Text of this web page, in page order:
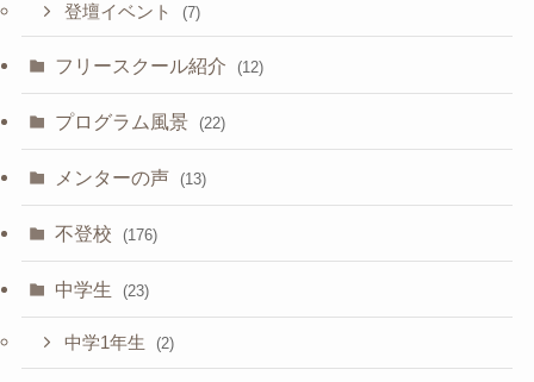
登壇イベント (7)
フリースクール紹介 (12)
プログラム風景 (22)
メンターの声 (13)
不登校 (176)
中学生 (23)
中学1年生 (2)